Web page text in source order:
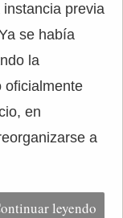
previa
se había
la
oficialmente
en
a
leyendo